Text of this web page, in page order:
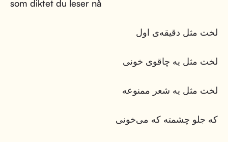
som diktet du leser nå
لخت مثل دقیقه‌ی اول
لخت مثل یه چاقوی خونی
لخت مثل یه شعر ممنوعه
که جلو چشمته که می‌خونی